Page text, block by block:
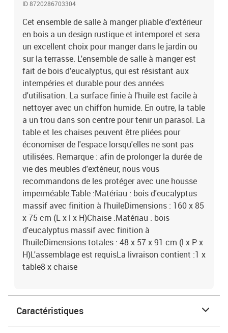
H)L'assemblage est requisLa livraison contient :1 x table8 x chaise
ID 8720286703304
Cet ensemble de salle à manger pliable d'extérieur
en bois a un design rustique et intemporel et sera
un excellent choix pour manger dans le jardin ou
sur la terrasse. L'ensemble de salle à manger est
fait de bois d'eucalyptus, qui est résistant aux
intempéries et durable pour des années
d'utilisation. La surface finie à l'huile est facile à
nettoyer avec un chiffon humide. En outre, la table
a un trou dans son centre pour tenir un parasol. La
table et les chaises peuvent être pliées pour
économiser de l'espace lorsqu'elles ne sont pas
utilisées. Remarque : afin de prolonger la durée de
vie des meubles d'extérieur, nous vous
recommandons de les protéger avec une housse
imperméable.Table :Matériau : bois d'eucalyptus
massif avec finition à l'huileDimensions : 160 x 85
x 75 cm (L x l x H)Chaise :Matériau : bois
d'eucalyptus massif avec finition à
l'huileDimensions totales : 48 x 57 x 91 cm (l x P x
H)L'assemblage est requisLa livraison contient :1 x
table8 x chaise
Caractéristiques